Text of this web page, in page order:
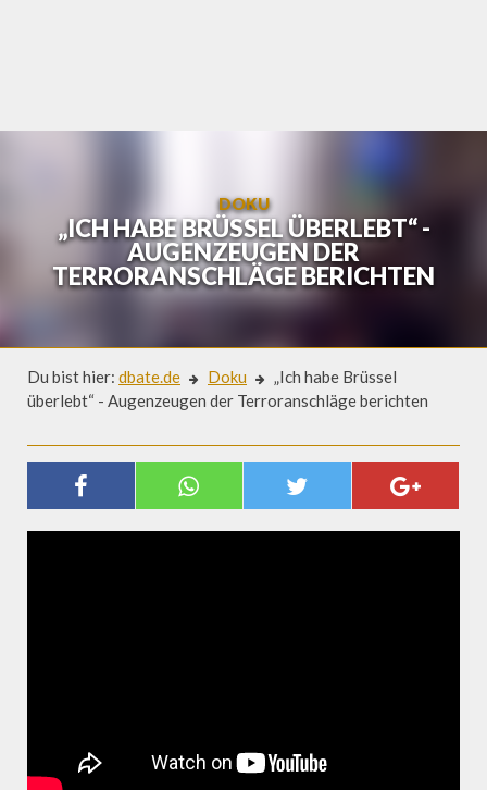
DOKU
„ICH HABE BRÜSSEL ÜBERLEBT“ -
AUGENZEUGEN DER
TERRORANSCHLÄGE BERICHTEN
Du bist hier: dbate.de Doku
„Ich habe Brüssel
überlebt“ - Augenzeugen der Terroranschläge berichten
„ICH HABE BRÜSSEL ÜBERLEBT“ -
AUGENZEUGEN DER
TERRORANSCHLÄGE BERICHTEN